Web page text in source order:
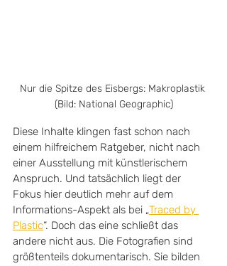
Nur die Spitze des Eisbergs: Makroplastik
(Bild: National Geographic)
Diese Inhalte klingen fast schon nach
einem hilfreichem Ratgeber, nicht nach
einer Ausstellung mit künstlerischem
Anspruch. Und tatsächlich liegt der
Fokus hier deutlich mehr auf dem
Informations-Aspekt als bei „Traced by
Plastic“. Doch das eine schließt das
andere nicht aus. Die Fotografien sind
größtenteils dokumentarisch. Sie bilden